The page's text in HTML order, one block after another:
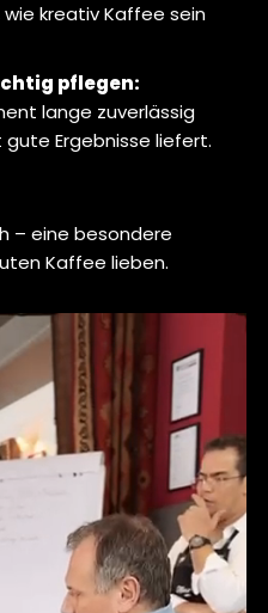
kreativ Kaffee sein
pflegen:
lange zuverlässig
Ergebnisse liefert.
– eine besondere
Kaffee lieben.